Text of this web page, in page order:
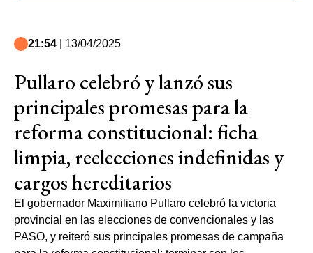
21:54 | 13/04/2025
Pullaro celebró y lanzó sus
principales promesas para la
reforma constitucional: ficha
limpia, reelecciones indefinidas y
cargos hereditarios
El gobernador Maximiliano Pullaro celebró la victoria
provincial en las elecciones de convencionales y las
PASO, y reiteró sus principales promesas de campaña